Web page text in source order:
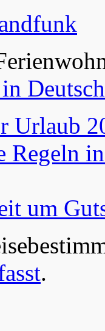
Urlaub
Regeln
um
.